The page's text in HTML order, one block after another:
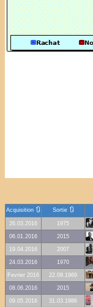
Acquisition 🔃 Sortie🔃
26.03.2016 1975
06.01.2016
2015
19.04.2016
2007
24.03.2016
1970
Fevrier 2016
22.09.1969
08.06.2016
2015
09.05.2016
31.03.1986